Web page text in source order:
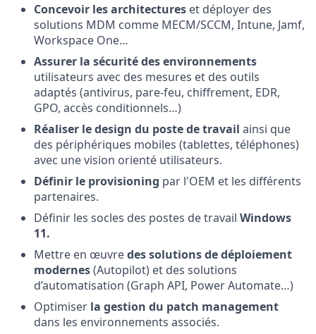
Concevoir les architectures et déployer des
solutions MDM comme MECM/SCCM, Intune, Jamf,
Workspace One…
Assurer la sécurité des environnements
utilisateurs avec des mesures et des outils
adaptés (antivirus, pare-feu, chiffrement, EDR,
GPO, accès conditionnels…)
Réaliser le design du poste de travail ainsi que
des périphériques mobiles (tablettes, téléphones)
avec une vision orienté utilisateurs.
Définir le provisioning par l'OEM et les différents
partenaires.
Définir les socles des postes de travail Windows
11.
Mettre en œuvredes solutions de déploiement
modernes(Autopilot) et des solutions
d’automatisation (Graph API, Power Automate…)
Optimiser la gestion du patch management
dans les environnements associés.